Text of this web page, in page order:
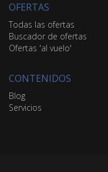
OFERTAS
Todas las ofertas
Buscador de ofertas
Ofertas 'al vuelo'
CONTENIDOS
Blog
Servicios